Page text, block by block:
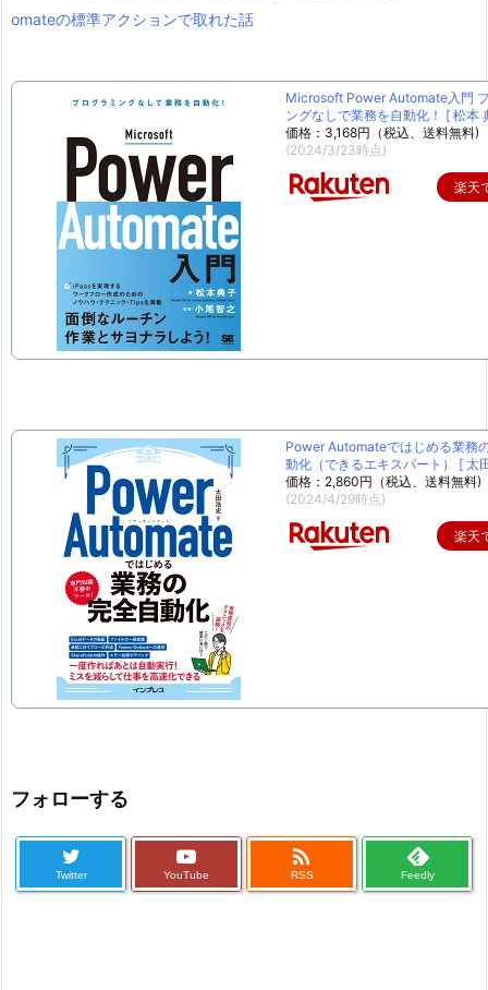
omateの標準アクションで取れた話
Microsoft Power Automate入門
ングなしで業務を自動化！ [ 松本
価格：3,168円（税込、送料無料)
(2024/3/23時点)
楽天
Power Automateではじめる業務
動化（できるエキスパート） [ 太
価格：2,860円（税込、送料無料)
(2024/4/29時点)
楽天
フォローする
Twitter YouTube

RSS Feedly